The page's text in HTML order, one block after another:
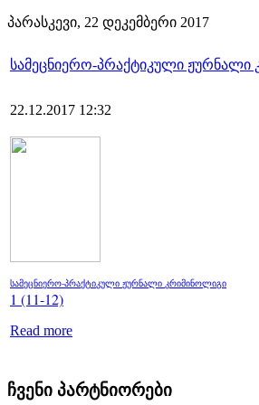
პარასკევი, 22 დეკემბერი 2017
სამეცნიერო-პრაქტიკული ჟურნალი
22.12.2017 12:32
სამეცნიერო-პრაქტიკული ჟურნალი კრიმინოლიგი
1 (11-12)
Read more
ჩვენი პარტნიორები